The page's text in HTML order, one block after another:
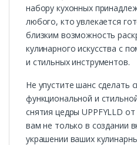
набору кухонных
любого, кто увлекается
близким возможность
кулинарного искусства с
и стильных инструментов.
Не упустите шанс сделать
функциональной и
снятия цедры UPPFYLLD
вам не только в создании
украшении ваших